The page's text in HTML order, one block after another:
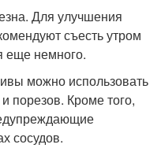
Для улучшения
съесть утром
еще немного.
можно использовать
порезов. Кроме того,
сосудов.